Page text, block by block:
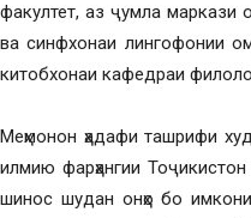
факултет, аз ҷумла маркази
ва синфхонаи лингофонии
китобхонаи кафедраи
Меҳмонон ҳадафи ташрифи
илмию фарҳангии
шинос шудан онҳо бо